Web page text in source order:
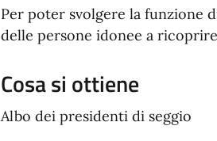
Per poter svolgere la funzione
delle persone idonee a
Cosa si ottiene
Albo dei presidenti di seggio